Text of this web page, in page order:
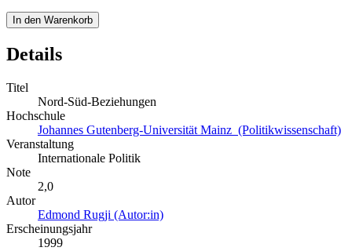
In den Warenkorb
Details
Titel
Nord-Süd-Beziehungen
Hochschule
Johannes Gutenberg-Universität Mainz (Politikwissenschaft)
Veranstaltung
Internationale Politik
Note
2,0
Autor
Edmond Rugji (Autor:in)
Erscheinungsjahr
1999